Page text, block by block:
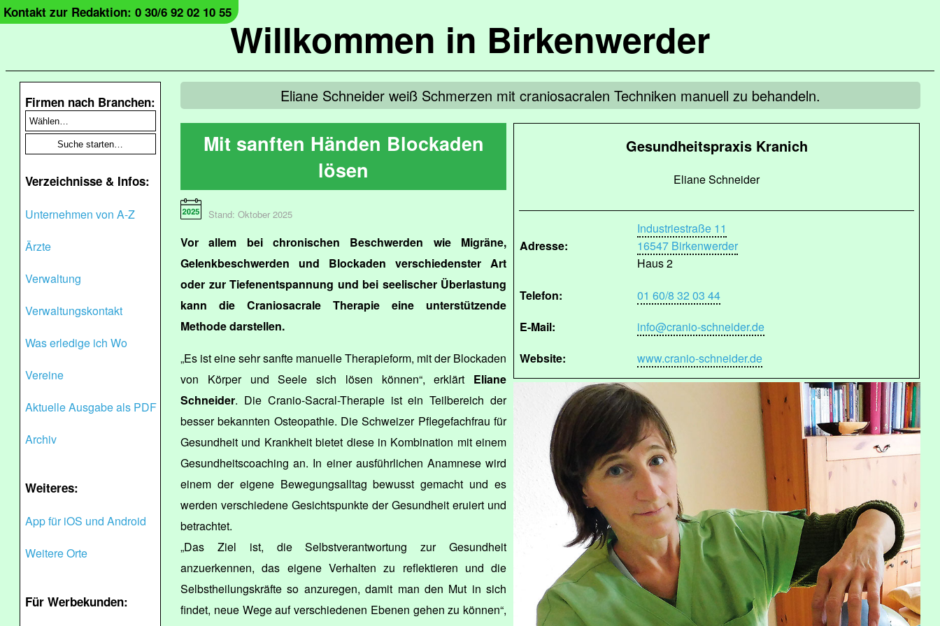
Willkommen in Birkenwerder
Kontakt zur Redaktion: 0 30/6 92 02 10 55
Firmen nach Branchen:
Verzeichnisse & Infos:
Unternehmen von A-Z
Ärzte
Verwaltung
Verwaltungskontakt
Was erledige ich Wo
Vereine
Aktuelle Ausgabe als PDF
Archiv
Weiteres:
App für iOS und Android
Weitere Orte
Für Werbekunden:
Eliane Schneider weiß Schmerzen mit craniosacralen Techniken manuell zu behandeln.
Gesundheitspraxis Kranich
Eliane Schneider
Adresse:
Industriestraße 11
16547 Birkenwerder
Haus 2
Telefon:
01 60/8 32 03 44
E-Mail:
info@cranio-schneider.de
Website:
www.cranio-schneider.de
Mit sanften Händen Blockaden
lösen
Stand: Oktober 2025
Vor allem bei chronischen Beschwerden wie Migräne,
Gelenkbeschwerden und Blockaden verschiedenster Art
oder zur Tiefenentspannung und bei seelischer Überlastung
kann die Craniosacrale Therapie eine unterstützende
Methode darstellen.
„Es ist eine sehr sanfte manuelle Therapieform, mit der Blockaden
von Körper und Seele sich lösen können“, erklärt Eliane
Schneider. Die Cranio-Sacral-Therapie ist ein Teilbereich der
besser bekannten Osteopathie. Die Schweizer Pflegefachfrau für
Gesundheit und Krankheit bietet diese in Kombination mit einem
Gesundheitscoaching an. In einer ausführlichen Anamnese wird
einem der eigene Bewegungsalltag bewusst gemacht und es
werden verschiedene Gesichtspunkte der Gesundheit eruiert und
betrachtet.
„Das Ziel ist, die Selbstverantwortung zur Gesundheit
anzuerkennen, das eigene Verhalten zu reflektieren und die
Selbstheilungskräfte so anzuregen, damit man den Mut in sich
findet, neue Wege auf verschiedenen Ebenen gehen zu können“,